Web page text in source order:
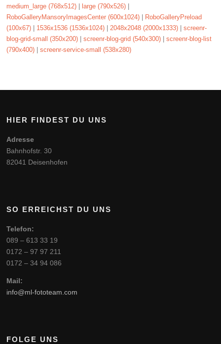
medium_large (768x512)
large (790x526)
RoboGalleryMansoryImagesCenter (600x1024)
RoboGalleryPreload
(100x67)
1536x1536 (1536x1024) |2048x2048 (2000x1333) |screenr-
blog-grid-small (350x200) |screenr-blog-grid (540x300) |screenr-blog-list
(790x400) |screenr-service-small (538x280)
HIER FINDEST DU UNS
Adresse
Bahnhofstr. 30
82041 Deisenhofen
SO ERREICHST DU UNS
Telefon:
089 – 613 33 19
0172 – 97 97 211
0172 – 34 94 086
Mail:
info@ml-fototeam.com
FOLGE UNS